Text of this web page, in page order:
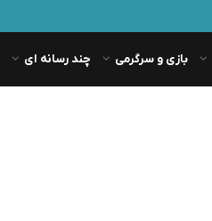
بازی و سرگرمی چند رسانه ای